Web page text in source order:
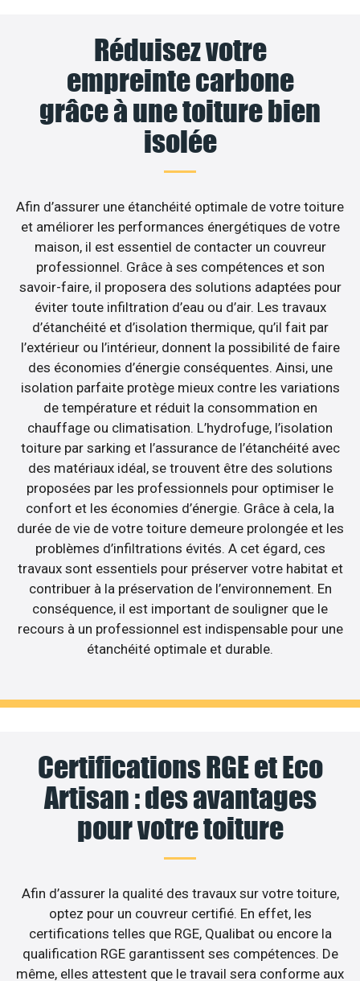
Réduisez votre
empreinte carbone
grâce à une toiture bien
isolée
Afin d’assurer une étanchéité optimale de votre toiture
et améliorer les performances énergétiques de votre
maison, il est essentiel de contacter un couvreur
professionnel. Grâce à ses compétences et son
savoir-faire, il proposera des solutions adaptées pour
éviter toute infiltration d’eau ou d’air. Les travaux
d’étanchéité et d’isolation thermique, qu’il fait par
l’extérieur ou l’intérieur, donnent la possibilité de faire
des économies d’énergie conséquentes. Ainsi, une
isolation parfaite protège mieux contre les variations
de température et réduit la consommation en
chauffage ou climatisation. L’hydrofuge, l’isolation
toiture par sarking et l’assurance de l’étanchéité avec
des matériaux idéal, se trouvent être des solutions
proposées par les professionnels pour optimiser le
confort et les économies d’énergie. Grâce à cela, la
durée de vie de votre toiture demeure prolongée et les
problèmes d’infiltrations évités. A cet égard, ces
travaux sont essentiels pour préserver votre habitat et
contribuer à la préservation de l’environnement. En
conséquence, il est important de souligner que le
recours à un professionnel est indispensable pour une
étanchéité optimale et durable.
Certifications RGE et Eco
Artisan : des avantages
pour votre toiture
Afin d’assurer la qualité des travaux sur votre toiture,
optez pour un couvreur certifié. En effet, les
certifications telles que RGE, Qualibat ou encore la
qualification RGE garantissent ses compétences. De
même, elles attestent que le travail sera conforme aux